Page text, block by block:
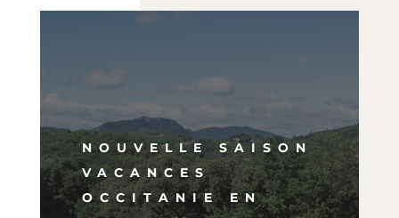
NOUVELLE SAISON
VACANCES
OCCITANIE EN